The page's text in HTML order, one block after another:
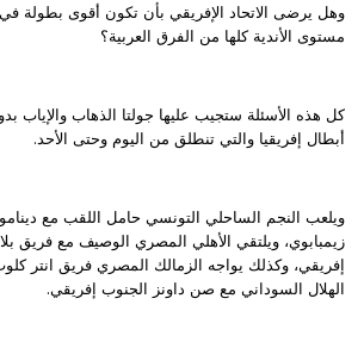
وهل يرضى الاتحاد الإفريقي بأن تكون أقوى بطولة في
مستوى الأندية كلها من الفرق العربية؟
أبطال إفريقيا والتي تنطلق من اليوم وحتى الأحد.
ويلعب النجم الساحلي التونسي حامل اللقب مع
زيمبابوي، ويلتقي الأهلي المصري الوصيف مع فريق
إفريقي، وكذلك يواجه الزمالك المصري فريق انتر كلوب
الهلال السوداني مع صن داونز الجنوب إفريقي.